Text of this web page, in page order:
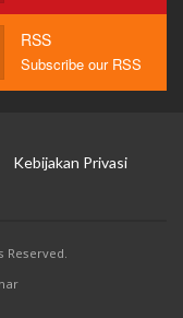
RSS
Subscribe our RSS
Kebijakan Privasi
Reserved.